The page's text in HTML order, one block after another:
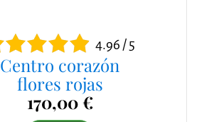
4.96 / 5
Centro corazón
flores rojas
170,00 €